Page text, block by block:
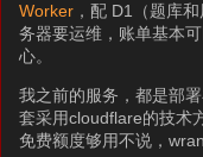
Worker ，配 D1（题库
务器要运维，账单基本
心。
我之前的服务，都是部
套采用cloudflare的技术
免费额度够用不说，